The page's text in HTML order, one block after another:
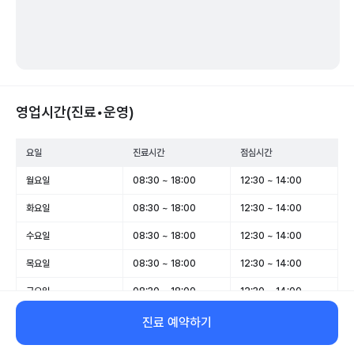
영업시간(진료•운영)
요일 진료시간 점심시간
월요일 08:30 ~ 18:00 12:30 ~ 14:00
화요일 08:30 ~ 18:00 12:30 ~ 14:00
수요일 08:30 ~ 18:00 12:30 ~ 14:00
목요일 08:30 ~ 18:00 12:30 ~ 14:00
금요일 08:30 ~ 18:00 12:30 ~ 14:00
08:30 ~ 13:30
일요일 휴무 -
진료 예약하기